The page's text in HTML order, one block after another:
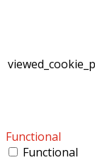
Functional
Functional